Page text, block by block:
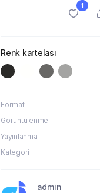
1
Renk kartelası
Format
Görüntülenme
Yayınlanma
Kategori
admin